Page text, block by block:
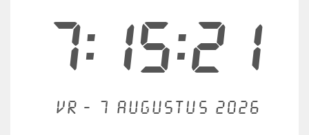
7:15:21
Vr - 7 augustus 2026